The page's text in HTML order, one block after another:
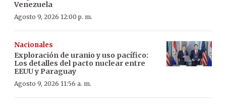
Venezuela
Agosto 9, 2026 12:00 p. m.
Nacionales
Exploración de uranio y uso pacífico:
Los detalles del pacto nuclear entre
EEUU y Paraguay
Agosto 9, 2026 11:56 a. m.